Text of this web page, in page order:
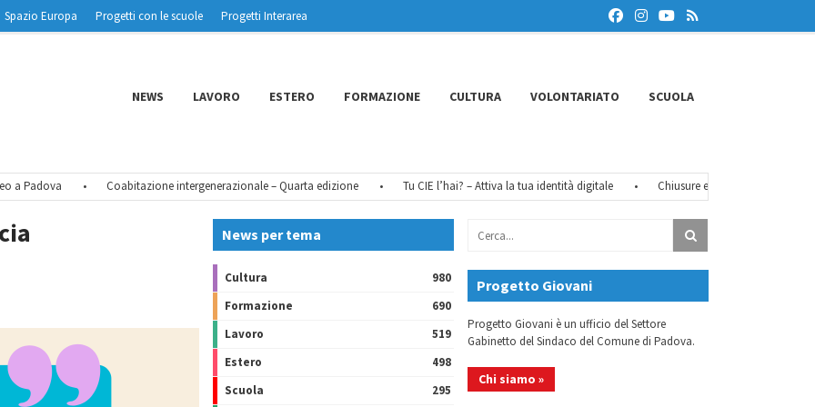
Spazio Europa Progetti con le scuole
Progetti Interarea
NEWS LAVORO ESTERO FORMAZIONE CULTURA VOLONTARIATO SCUOLA
Padova Coabitazione intergenerazionale – Quarta edizione Tu CIE l’hai? – Attiva la tua identità digitale Chiusure estive 2026
News per tema
Cultura
980
Formazione
690
Lavoro
519
Estero
498
Scuola
295
Progetto Giovani
Progetto Giovani è un ufficio del Settore
Gabinetto del Sindaco del Comune di Padova.
Chi siamo »